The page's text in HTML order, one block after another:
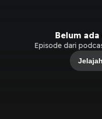
Belum
Episode dari